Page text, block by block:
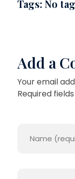
P
L
Tags: No
Add a
Your email
Required